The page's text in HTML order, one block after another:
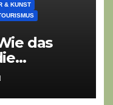
& KUNST
das